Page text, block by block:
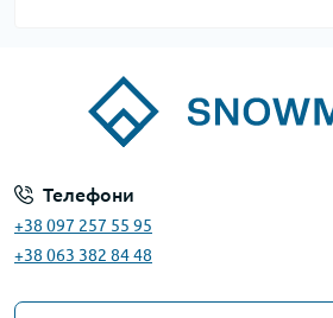
Телефони
+38 097 257 55 95
+38 063 382 84 48